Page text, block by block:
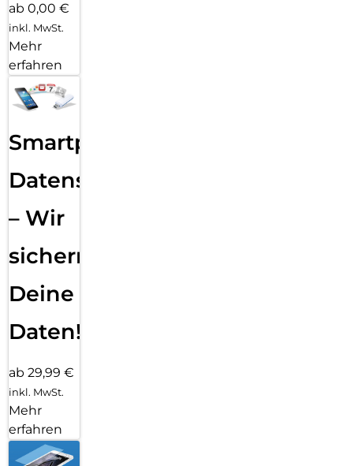
ab 0,00 €
inkl. MwSt.
Mehr
erfahren
Smartphone
Datensicherung
– Wir
sichern
Deine
Daten!
ab 29,99 €
inkl. MwSt.
Mehr
erfahren